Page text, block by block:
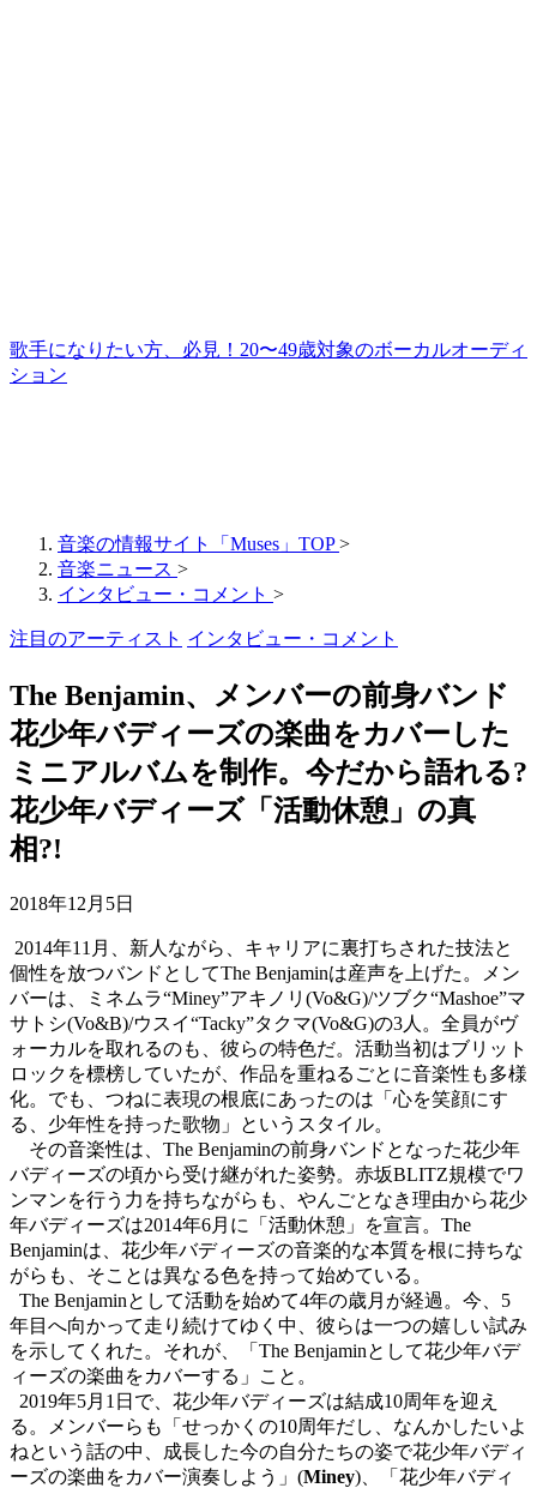
歌手になりたい方、必見！20〜49歳対象のボーカルオーディ
ション
音楽の情報サイト「Muses」TOP >
音楽ニュース >
インタビュー・コメント >
注目のアーティスト インタビュー・コメント
The Benjamin、メンバーの前身バンド
花少年バディーズの楽曲をカバーした
ミニアルバムを制作。今だから語れる?
花少年バディーズ「活動休憩」の真
相?!
2018年12月5日
2014年11 月、新人ながら、キャリアに裏打ちされた技法と
個性を放つバンドとしてThe Benjaminは産声を上げた。メン
バーは、ミネムラ“Miney”アキノリ (Vo&G)/ツブク“Mashoe”マ
サトシ(Vo&B)/ウスイ“Tacky”タクマ(Vo&G)の3人。全員がヴ
ォーカルを取れるのも、彼らの特色だ。活動当初はブリット
ロックを標榜していたが、作品を重ねるごとに音楽性も多様
化。でも、つねに表現の根底にあったのは「心を笑顔にす
る、少年性を持った歌物」というスタイル。
その音楽性は、 The Benjaminの前身バンドとなった花少年
バディーズの頃から受け継がれた姿勢。赤坂BLITZ規模でワ
ンマンを行う力を持ちながらも、やんごとなき理由から花少
年バディーズは2014年6月に「活動休憩」を宣言。 The
Benjaminは、花少年バディーズの音楽的な本質を根に持ちな
がらも、そことは異なる色を持って始めている。
The Benjaminとして活動を始めて4年の歳月が経過。今、 5
年目へ向かって走り続けてゆく中、彼らは一つの嬉しい試み
を示してくれた。それが、「 The Benjaminとして花少年バデ
ィーズの楽曲をカバーする」こと。
2019年5月 1 日で、花少年バディーズは結成10周年を迎え
る。メンバーらも「せっかくの10周年だし、なんかしたいよ
ねという話の中、成長した今の自分たちの姿で花少年バディ
ーズの楽曲をカバー演奏しよう」 (Miney) 、「花少年バディ